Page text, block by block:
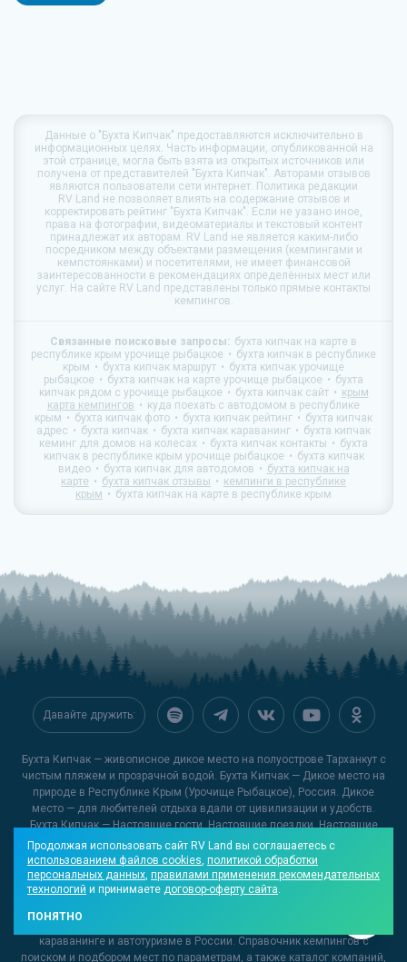
Данные о "Бухта Кипчак" предоставляются исключительно в
информационных целях. Часть информации, опубликованной на
этой странице, могла быть взята из открытых источников или
получена от представителей "Бухта Кипчак". Авторами отзывов
являются пользователи сети интернет. Политика редакции
RV Land не позволяет влиять на содержание отзывов и
корректировать рейтинг "Бухта Кипчак". Если не уазано иное,
права на фотографии, видеоматериалы и текстовый контент
принадлежат их авторам. RV Land не является каким-либо
посредником между объектами размещения (кемпингами и
кемпстоянками) и посетителями, не имеет финансовой
заинтересованности в рекомендациях определённых мест или
услуг. На сайте RV Land представлены только прямые контакты
кемпингов.
Связанные поисковые запросы: бухта кипчак на карте в
республике крым урочище рыбацкое
бухта кипчак в республике
крым
бухта кипчак маршрут
бухта кипчак урочище
рыбацкое
бухта кипчак на карте урочище рыбацкое
бухта
кипчак рядом с урочище рыбацкое
бухта кипчак сайт
крым
карта кемпингов
куда поехать с автодомом в республике
крым
бухта кипчак фото бухта кипчак рейтинг
бухта кипчак
адрес
бухта кипчак бухта кипчак караванинг
бухта кипчак
кеминг для домов на колесах
бухта кипчак контакты
бухта
кипчак в республике крым урочище рыбацкое
бухта кипчак
видео
бухта кипчак для автодомов
бухта кипчак на
карте
бухта кипчак отзывы
кемпинги в республике
крым
бухта кипчак на карте в республике крым
Давайте дружить:
Бухта Кипчак — живописное дикое место на полуострове Тарханкут с
чистым пляжем и прозрачной водой. Бухта Кипчак — Дикое место на
природе в Республике Крым (Урочище Рыбацкое), Россия. Дикое
место — для любителей отдыха вдали от цивилизации и удобств.
Бухта Кипчак — Настоящие гости. Настоящие поездки. Настоящие
мнения. Статьи по теме: Караванинг: большие возможности для
комфортного отдыха ,Прицеп-дача — выбор прагматичных
путешественников,Места, открытые для кемперов: свежий взгляд на
Золотое кольцо России.
караванинге и автотуризме в России. Справочник кемпингов с
поиском и подбором мест по параметрам, а также каталог компаний,
Продолжая использовать сайт RV Land вы соглашаетесь с
использованием файлов cookies, политикой обработки
персональных данных, правилами применения рекомендательных
технологий и принимаете договор-оферту сайта.
ПОНЯТНО